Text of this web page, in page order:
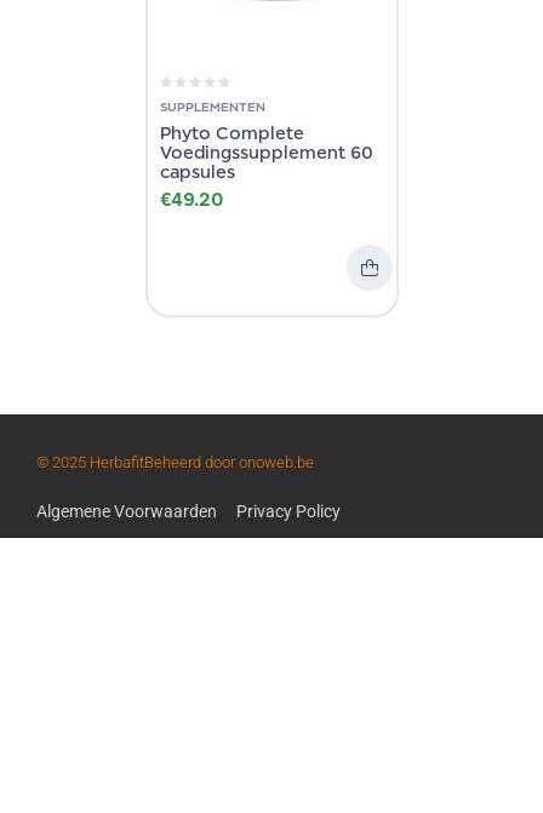
SUPPLEMENTEN
Phyto Complete
Voedingssupplement 60
capsules
€49.20
© 2025 HerbafitBeheerd door onoweb.be
Algemene Voorwaarden Privacy Policy